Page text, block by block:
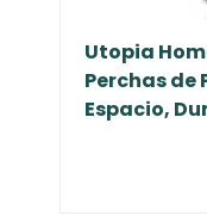
Utopia
Perchas
Espacio,